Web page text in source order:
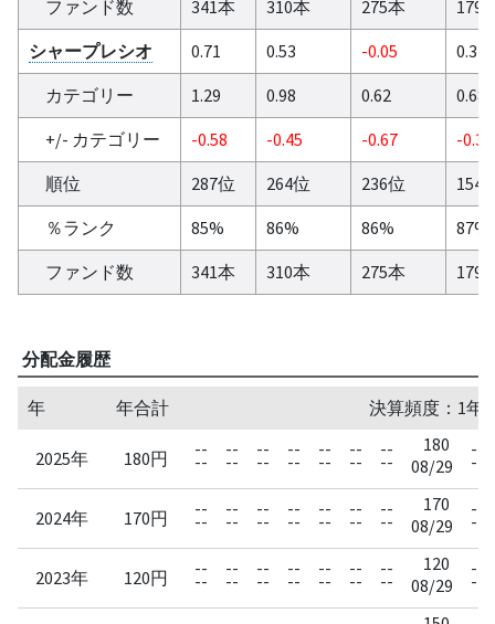
ファンド数 341本 310本 275本
179
シャープレシオ
0.71 0.53 -0.05
0.3
カテゴリー
1.29 0.98 0.62
0.68
+/- カテゴリー
-0.58 -0.45 -0.67
-0.38
順位
287位 264位 236位
154
％ランク
85% 86% 86%
87%
ファンド数
341本 310本 275本 179
分配金履歴
年 年合計 決算頻度：1年
2025年 180円 --
--
--
--
--
--
--
--
--
--
--
--
--
--
180
08/29
--
--
2024年 170円 --
--
--
--
--
--
--
--
--
--
--
--
--
--
170
08/29
--
--
2023年 120円 --
--
--
--
--
--
--
--
--
--
--
--
--
--
120
08/29
--
--